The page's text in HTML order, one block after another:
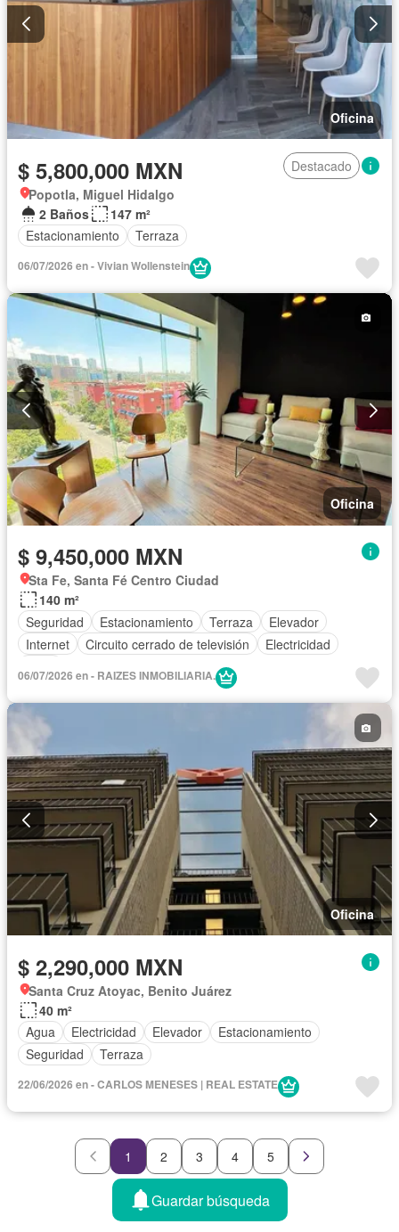
Oficina
$ 5,800,000 MXN
Destacado
Popotla, Miguel Hidalgo
2 Baños
147 m²
Estacionamiento
Terraza
06/07/2026 en - Vivian Wollenstein
Oficina
$ 9,450,000 MXN
Sta Fe, Santa Fé Centro Ciudad
140 m²
Seguridad
Estacionamiento Terraza
Elevador
Internet
Circuito cerrado de televisión
Electricidad
06/07/2026 en - RAIZES INMOBILIARIA.
Oficina
$ 2,290,000 MXN
Santa Cruz Atoyac, Benito Juárez
40 m²
Agua
Electricidad Elevador
Estacionamiento
Seguridad
Terraza
22/06/2026 en - CARLOS MENESES | REAL ESTATE
1 2 3 4 5
Guardar búsqueda